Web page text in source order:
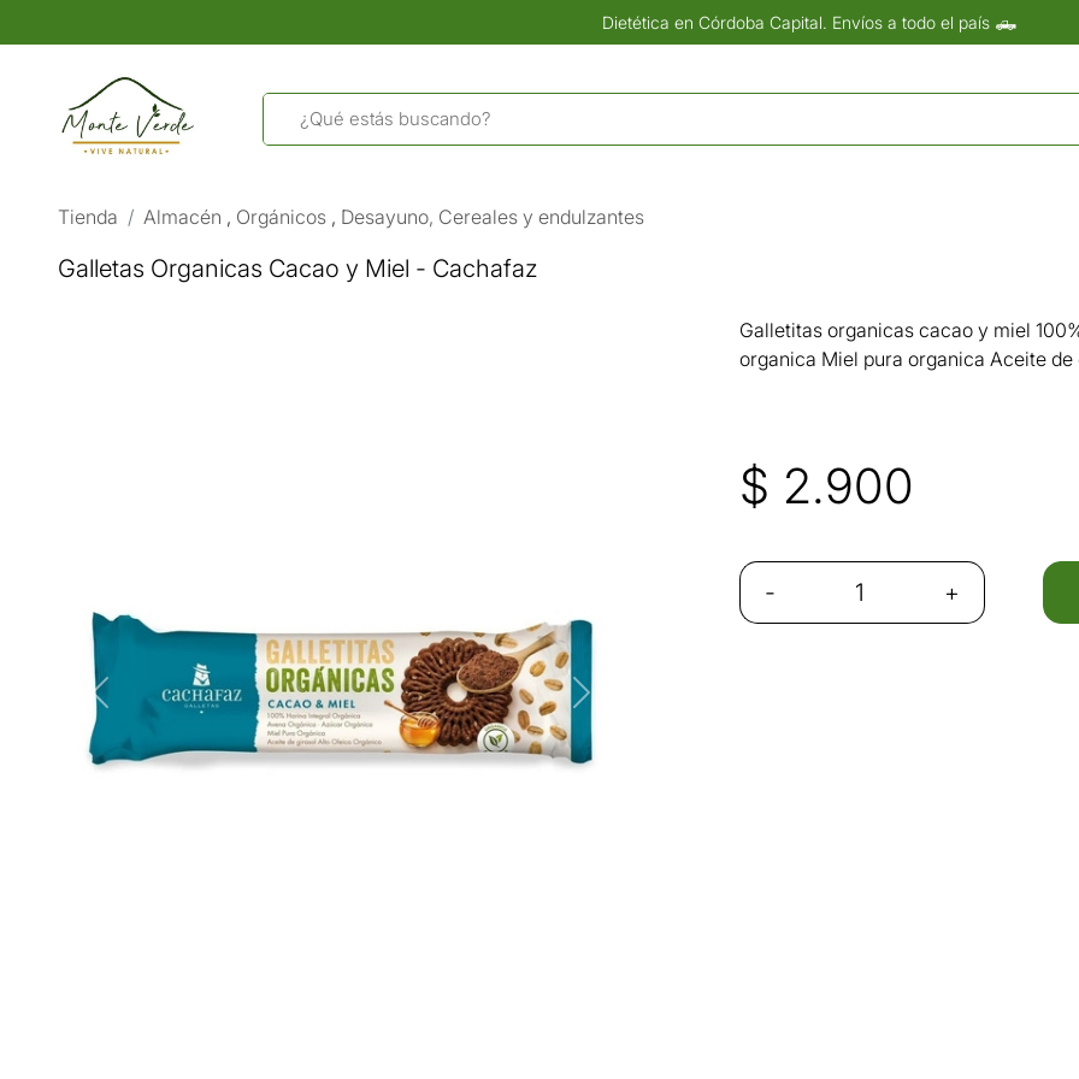
Dietética en Córdoba Capital. Envíos a todo el país 🛻
Tienda Almacén , Orgánicos , Desayuno, Cereales y endulzantes
Galletas Organicas Cacao y Miel - Cachafaz
Previous Next
Galletitas organicas cacao y miel
organica Miel pura organica Aceite
$ 2.900
- +